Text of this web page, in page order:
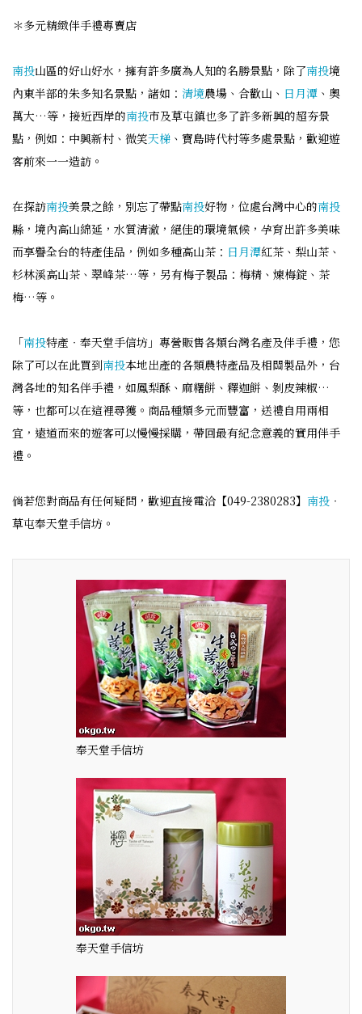
＊多元精緻伴手禮專賣店
南投山區的好山好水，擁有許多廣為人知的名勝景點，除了南投境
內東半部的朱多知名景點，諸如： 清境農場、合歡山、 日月潭 、奧
萬大…等，接近西岸的南投市及草屯鎮也多了許多新興的超夯景
點，例如：中興新村、微笑天梯 、寶島時代村等多處景點，歡迎遊
客前來一一造訪。
在探訪南投美景之餘，別忘了帶點南投好物，位處台灣中心的南投
縣，境內高山綿延，水質清澈，絕佳的環境氣候，孕育出許多美味
而享譽全台的特產佳品，例如多種高山茶： 日月潭紅茶、梨山茶、
杉林溪高山茶、翠峰茶…等，另有梅子製品：梅精、煉梅錠、茶
梅…等。
「南投特產‧奉天堂手信坊」專營販售各類台灣名產及伴手禮，您
除了可以在此買到南投本地出產的各類農特產品及相關製品外，台
灣各地的知名伴手禮，如鳳梨酥、麻糬餅、釋迦餅、剝皮辣椒…
等，也都可以在這裡尋獲。商品種類多元而豐富，送禮自用兩相
宜，遠道而來的遊客可以慢慢採購，帶回最有紀念意義的實用伴手
禮。
倘若您對商品有任何疑問，歡迎直接電洽【049-2380283】 南投 ‧
草屯奉天堂手信坊。
奉天堂手信坊
奉天堂手信坊